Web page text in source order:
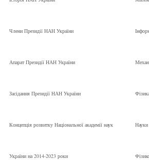
Члени Президії НАН України
Апарат Президії НАН України
Засідання Президії НАН України
Концепція розвитку Національної академії наук
України на 2014-2023 роки